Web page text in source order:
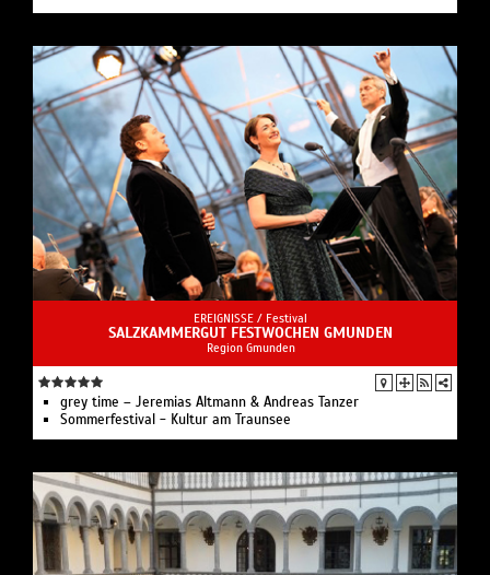
EREIGNISSE / Festival
SALZKAMMERGUT FESTWOCHEN GMUNDEN
Region Gmunden
grey time – Jeremias Altmann & Andreas Tanzer
Sommerfestival - Kultur am Traunsee